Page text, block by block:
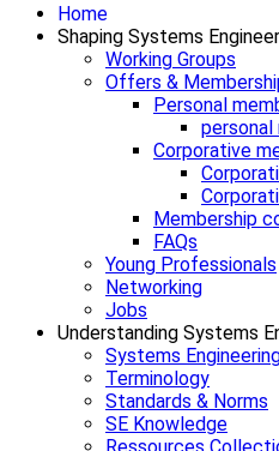
Home
Shaping Systems
Working Groups
Offers &
Personal
personal
Corporative
Membership
FAQs
Young Professionals
Networking
Jobs
Understanding Systems
Systems
Terminology
Standards & Norms
SE Knowledge